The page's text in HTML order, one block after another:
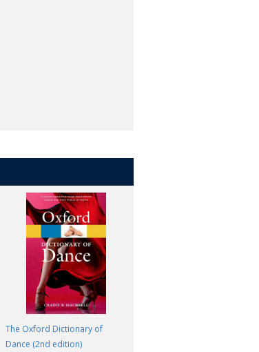
The Oxford Dictionary of
Dance (2nd edition)